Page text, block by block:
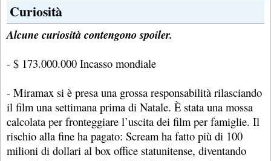
Curiosità
Alcune curiosità contengono spoiler.
- $ 173.000.000 Incasso mondiale
- Miramax si è presa una grossa responsabilità rilasciando
il film una settimana prima di Natale. È stata una mossa
calcolata per fronteggiare l’uscita dei film per famiglie. Il
rischio alla fine ha pagato: Scream ha fatto più di 100
milioni di dollari al box office statunitense, diventando